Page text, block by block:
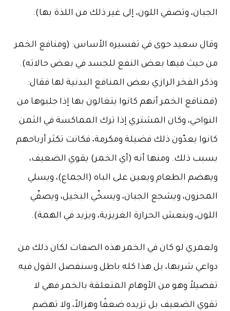
الجبان، وتصفي اللون، إلى غير ذلك من اللذة بها).
وقال سعيد حوى في تفسيره الأساس: (ومنافع الخمر
من حيث فيها بعض النفع للجسد في بعض حالاته).
وذكر الفخر الرازي بعض المنافع البدنية لها فقال:
(فمنافع الخمر أنهم كانوا يتغالون بها إذا جلبوها من
النواحي، وكان المشتري إذا ترك المماكسة في الثمن
كانوا يعدّون ذلك فضيلة ومكرمة، فكانت تكثر أرباحهم
بسبب ذلك. ومنها أنه (أي الخمر) يقوي الضعيف،
ويهضم الطعام ويعين على الباه (الجماع)، ويسلي
المحزون، ويشجع الجبان، ويسخّي البخيل، ويصفّي
اللون، وينعش الحرارة الغريزية، ويزيد في الهمة).
ولعمري لو كان في الخمر هذه الصفات لكان ذلك من
دواعي شربها، بل هذا كله باطل وسنفصل القول فيه
تفصيلاً وهو من الأوهام المتعلقة بالخمر فهي لا
تقوي الضعيف بل تزيده ضعفًا وهزالاً، ولا تهضم